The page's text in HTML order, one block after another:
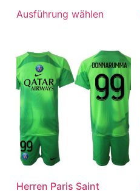
Ausführung wählen
Herren Paris Saint